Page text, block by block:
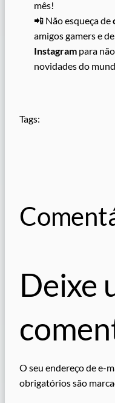
mês!
📲 Não esqueça de
amigos gamers e de
Instagram para
novidades do
Tags:
Deixe
O seu endereço de e-
obrigatórios são